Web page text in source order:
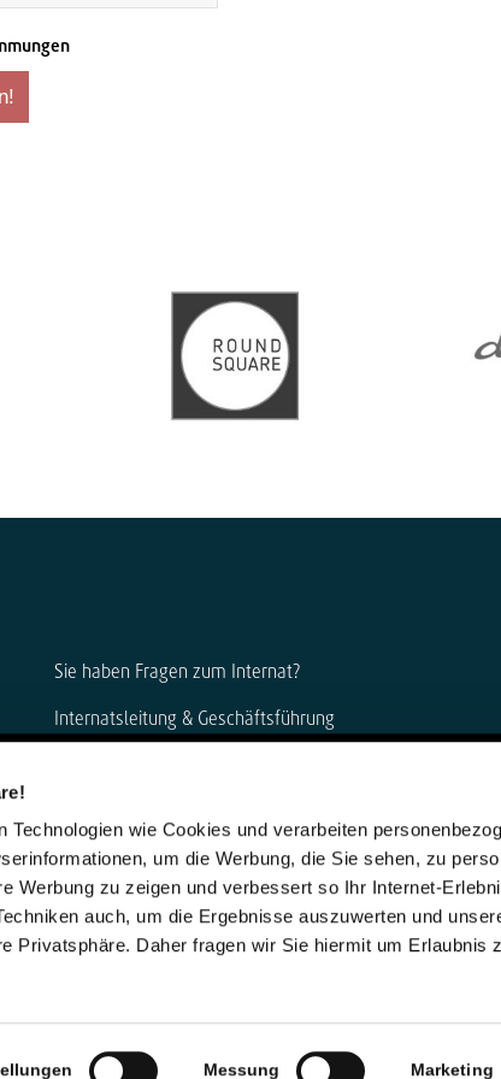
Technologien wie Cookies und verarbeiten
um die Werbung, die Sie sehen, zu
Werbung zu zeigen und verbessert so Ihr Internet-
auch, um die Ergebnisse auszuwerten und
Privatsphäre. Daher fragen wir Sie hiermit um Erlaubnis
Messung Marketing
Sie haben Fragen zum Internat?
Internatsleitung & Geschäftsführung
internat@steinmuehle.de